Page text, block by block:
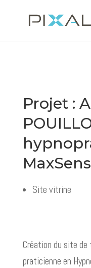
Projet :
Site vitrine
Création du site de
praticienne en